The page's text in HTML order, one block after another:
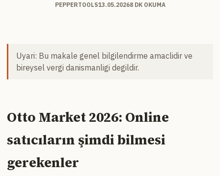
PEPPERTOOLS13.05.20268 DK OKUMA
Uyari: Bu makale genel bilgilendirme amaclidir ve
bireysel vergi danismanligi degildir.
Otto Market 2026: Online
satıcıların şimdi bilmesi
gerekenler